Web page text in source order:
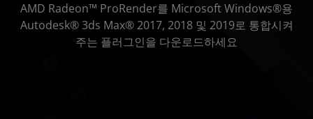
AMD Radeon™ ProRender를 Microsoft Windows®용
Autodesk® 3ds Max® 2017, 2018 및 2019로 통합시켜
주는 플러그인을 다운로드하세요